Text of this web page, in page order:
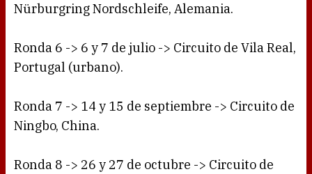
Nürburgring Nordschleife, Alemania.
Ronda 6 -> 6 y 7 de julio -> Circuito de Vila Real,
Portugal (urbano).
Ronda 7 -> 14 y 15 de septiembre -> Circuito de
Ningbo, China.
Ronda 8 -> 26 y 27 de octubre -> Circuito de